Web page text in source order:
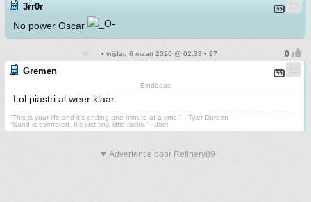
3rr0r
No power Oscar
• vrijdag 6 maart 2026 @ 02:33 • 97
Gremen
Eindbaas
Lol piastri al weer klaar
"This is your life and it's ending one minute at a time." - Tyler Durden
"Sand is overrated. It's just tiny, little rocks." - Joel
▼ Advertentie door Refinery89